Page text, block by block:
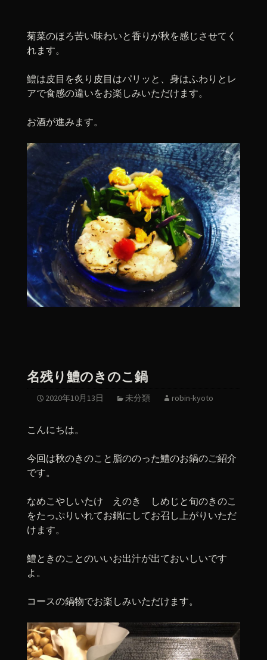
菊菜のほろ苦い味わいと香りが秋を感じさせてく
れます。
鱧は皮目を炙り皮目はパリッと、身はふわりとレ
アで食感の違いをお楽しみいただけます。
お酒が進みます。
名残り鱧のきのこ鍋
2020年10月13日 未分類 robin-kyoto
こんにちは。
今回は秋のきのこと脂ののった鱧のお鍋のご紹介
です。
なめこやしいたけ えのき しめじと旬のきのこ
をたっぷりいれてお鍋にしてお召し上がりいただ
けます。
鱧ときのことのいいお出汁が出ておいしいです
よ。
コースの鍋物でお楽しみいただけます。